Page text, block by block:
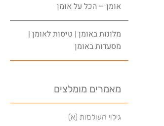
אומן – הכל על אומן
מלונות באומן | טיסות לאומן |
מסעדות באומן
מאמרים מומלצים
גילוי העולמות (א)